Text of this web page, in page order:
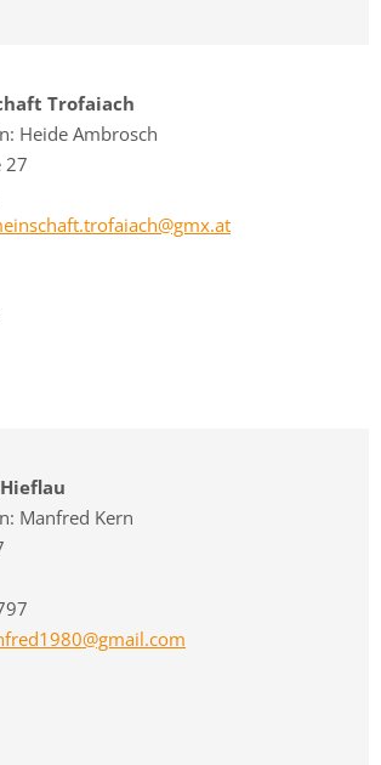
Trofaiach
Heide Ambrosch
27
Manfred Kern